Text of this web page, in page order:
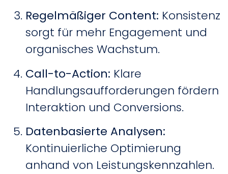
Regelmäßiger Content: Konsistenz
sorgt für mehr Engagement und
organisches Wachstum.
Call-to-Action: Klare
Handlungsaufforderungen fördern
Interaktion und Conversions.
Datenbasierte Analysen:
Kontinuierliche Optimierung
anhand von Leistungskennzahlen.